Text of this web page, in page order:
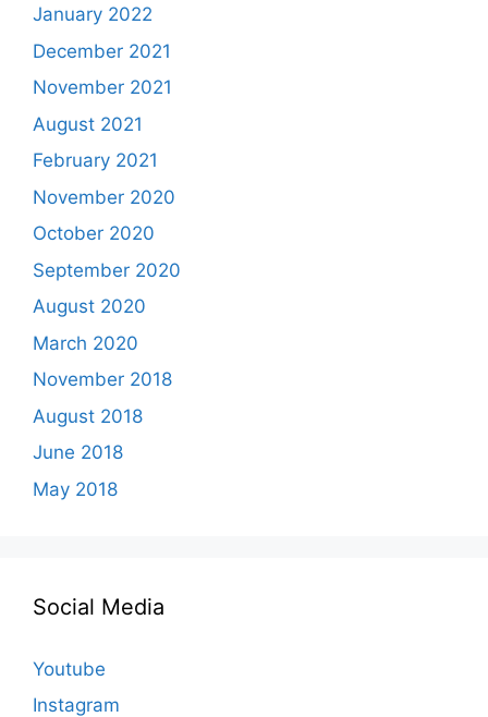
January 2022
December 2021
November 2021
August 2021
February 2021
November 2020
October 2020
September 2020
August 2020
March 2020
November 2018
August 2018
June 2018
May 2018
Social Media
Youtube
Instagram